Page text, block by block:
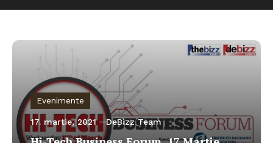
Evenimente
17. martie, 2021 DeBizz Team